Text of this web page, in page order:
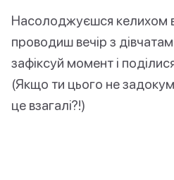
Насолоджуєшся келихом
проводиш вечір з
зафіксуй момент і
(Якщо ти цього не
це взагалі?!)